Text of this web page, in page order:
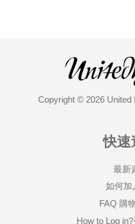
Copyright © 2026 United
快速
最新
如何加
FAQ 購
How to Log